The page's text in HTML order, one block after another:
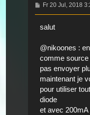
Beitrag
Fr 20 Jul, 2018
salut
@nikoones :
comme source
pas envoyer
maintenant je
pour utiliser
diode
et avec 200mA